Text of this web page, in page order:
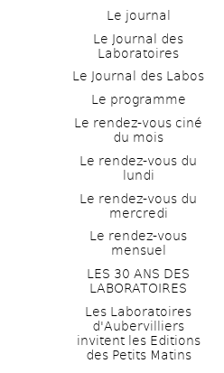
Le journal
Le Journal des
Laboratoires
Le Journal des Labos
Le programme
Le rendez-vous ciné
du mois
Le rendez-vous du
lundi
Le rendez-vous du
mercredi
Le rendez-vous
mensuel
LES 30 ANS DES
LABORATOIRES
Les Laboratoires
d'Aubervilliers
invitent les Editions
des Petits Matins